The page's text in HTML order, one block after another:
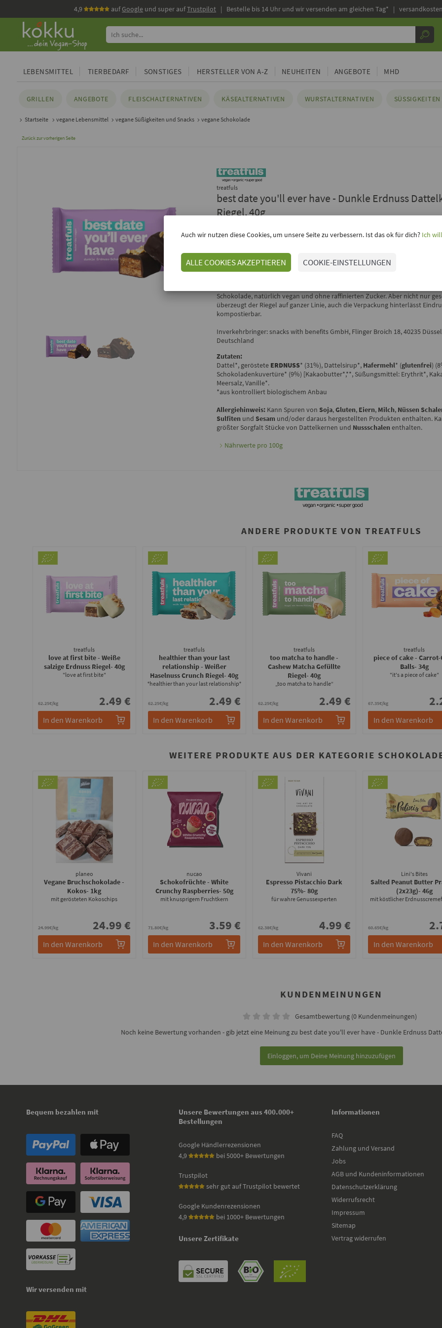
4,9 aufGoogle und super aufTrustpilot | Bestelle bis 14 Uhr und wir versenden am gleichen Tag* |
LEBENSMITTEL TIERBEDARF SONSTIGES HERSTELLER VON A-Z NEUHEITEN ANGEBOTE MHD
GRILLEN ANGEBOTE FLEISCHALTERNATIVEN KÄSEALTERNATIVEN WURSTALTERNATIVEN SÜSSIGKEITEN
Startseite vegane Lebensmittel vegane Süßigkeiten und Snacks vegane Schokolade
Zurück zur vorherigen Seite
treatfuls
best date you'll ever have - Dunkle Erdnuss
Riegel, 40g
Einloggen, um Deine Meinung hinzuzufügen
°BEST DATE YOU'LL EVER HAVE° ERDNUSS-HAFER-RIEGEL
TREATFULS
Schokolade, natürlich vegan und ohne raffinierten Zucker. Aber nicht nur
überzeugt der Riegel auf ganzer Linie, auch die Verpackung hinterlässt
kompostierbar.
Inverkehrbringer: snacks with benefits GmbH, Flinger Broich 18, 40235
Deutschland
Zutaten:
Dattel*, geröstete ERDNUSS* (31%), Dattelsirup*, Hafermehl* (glutenfrei)
Schokoladenkuvertüre* (9%) [Kakaobutter*,**, Süßungsmittel: Erythrit*,
Meersalz, Vanille*.
*aus kontrolliert biologischem Anbau
Allergiehinweis: Kann Spuren vonSoja,Gluten, Eiern, Milch, Nüssen
Sulfiten undSesam und/oder daraus hergestellten Produkten enthalten.
größter Sorgfalt Stücke von Dattelkernen und Nussschalen enthalten.
Nährwerte pro 100g
ANDERE PRODUKTE VON TREATFULS
treatfuls
love at first bite - Weiße
salzige Erdnuss Riegel- 40g
"love at first bite"
62.25€/kg 2.49 €
In den Warenkorb
treatfuls
healthier than your last
relationship - Weißer
Haselnuss Crunch Riegel- 40g
°healthier than your last relationship°
62.25€/kg 2.49 €
In den Warenkorb
treatfuls
too matcha to handle -
Cashew Matcha Gefüllte
Riegel- 40g
„too matcha to handle“
62.25€/kg 2.49 €
In den Warenkorb
treatfuls
piece of cake - Carrot-
Balls- 34g
"it's a piece of cake"
67.35€/kg
In den Warenkorb
WEITERE PRODUKTE AUS DER KATEGORIE
planeo
Vegane Bruchschokolade -
Kokos- 1kg
mit gerösteten Kokoschips
24.99€/kg 24.99 €
In den Warenkorb
nucao
Schokofrüchte - White
Crunchy Raspberries- 50g
mit knusprigem Fruchtkern
71.80€/kg 3.59 €
In den Warenkorb
Vivani
Espresso Pistacchio Dark
75%- 80g
für wahre Genussexperten
62.38€/kg 4.99 €
In den Warenkorb
Lini's Bites
Salted Peanut Butter
(2x23g)- 46g
mit köstlicher
60.65€/kg
In den Warenkorb
KUNDENMEINUNGEN
Gesamtbewertung (0 Kundenmeinungen)
Noch keine Bewertung vorhanden - gib jetzt eine Meinung zu best date you'll ever have - Dunkle Erdnuss
Einloggen, um Deine Meinung hinzuzufügen
Bequem bezahlen mit
Wir versenden mit
Unsere Bewertungen aus 400.000+
Bestellungen
Google Händlerrezensionen
4,9
bei 5000+ Bewertungen
Trustpilot
sehr gut auf Trustpilot bewertet
Google Kundenrezensionen
4,9
bei 1000+ Bewertungen
Unsere Zertifikate
Informationen
FAQ
Zahlung und Versand
Jobs
AGB und Kundeninformationen
Datenschutzerklärung
Widerrufsrecht
Impressum
Sitemap
Vertrag widerrufen
Auch wir nutzen diese Cookies, um unsere Seite zu verbessern. Ist das ok für dich?Ich
ALLE COOKIES AKZEPTIEREN COOKIE-EINSTELLUNGEN